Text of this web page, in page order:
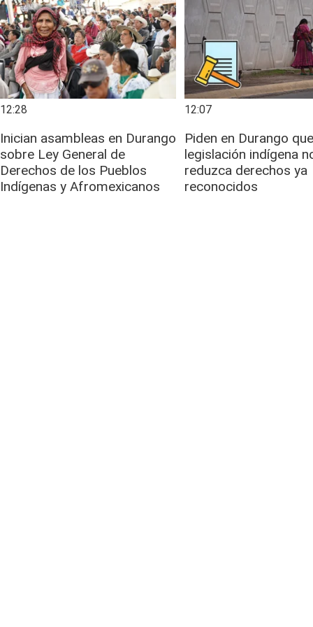
12:28
Inician asambleas en Durango
sobre Ley General de
Derechos de los Pueblos
Indígenas y Afromexicanos
12:07
Piden en Durango
legislación indígena
reduzca derechos ya
reconocidos